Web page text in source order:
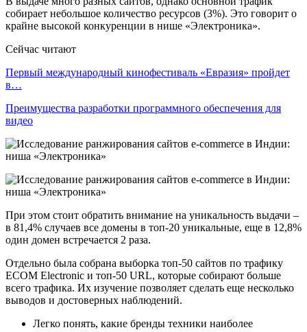
собирает небольшое количество ресурсов (3%). Это говорит о
крайне высокой конкуренции в нише «Электроника».
Сейчас читают
Первый международный кинофестиваль «Евразия» пройдет
в…
Преимущества разработки программного обеспечения для
видео
При этом стоит обратить внимание на уникальность выдачи –
в 81,4% случаев все домены в топ-20 уникальные, еще в 12,8%
один домен встречается 2 раза.
Отдельно была собрана выборка топ-50 сайтов по трафику
ECOM Electronic и топ-50 URL, которые собирают больше
всего трафика. Их изучение позволяет сделать еще несколько
выводов и достоверных наблюдений.
Легко понять, какие бренды техники наиболее